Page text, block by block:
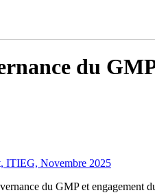
du
ITIEG, Novembre 2025
du GMP et